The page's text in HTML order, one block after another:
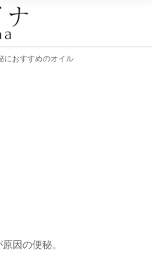
におすすめのオイル
因の便秘。